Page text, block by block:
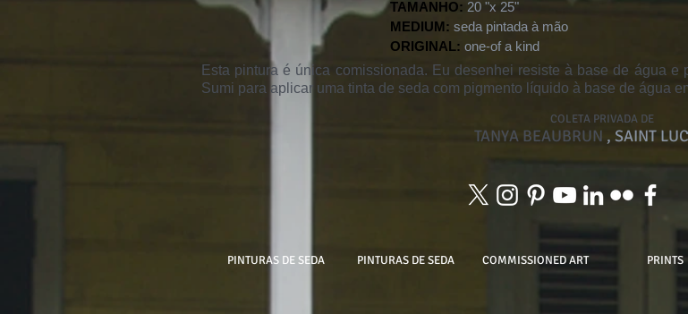
TAMANHO: 20 "x 25"
MEDIUM: seda pintada à mão
ORIGINAL: one-of a kind
Esta pintura é única comissionada. Eu desenhei resiste à base de água
Sumi para aplicar uma tinta de seda com pigmento líquido à base de água
COLETA PRIVADA DE
TANYA BEAUBRUN , SAINT
PINTURAS DE SEDA PINTURAS DE SEDA COMMISSIONED ART PRINTS